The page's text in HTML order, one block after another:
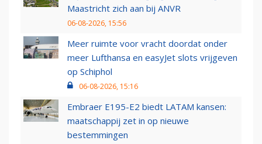
Maastricht zich aan bij ANVR
06-08-2026, 15:56
Meer ruimte voor vracht doordat onder
meer Lufthansa en easyJet slots vrijgeven
op Schiphol
06-08-2026, 15:16
Embraer E195-E2 biedt LATAM kansen:
maatschappij zet in op nieuwe
bestemmingen